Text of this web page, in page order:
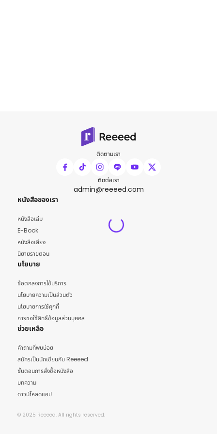
ติดตามเรา
ติดต่อเรา
admin@reeeed.com
หนังสือของเรา
หนังสือเล่ม
E-Book
หนังสือเสียง
นิยายรายตอน
นโยบาย
ข้อตกลงการใช้บริการ
นโยบายความเป็นส่วนตัว
นโยบายการใช้คุกกี้
การขอใช้สิทธิ์ข้อมูลส่วนบุคคล
ช่วยเหลือ
คำถามที่พบบ่อย
สมัครเป็นนักเขียนกับ Reeeed
ขั้นตอนการสั่งซื้อหนังสือ
บทความ
ดาวน์โหลดแอป
© 2025 Reeeed. All rights reserved.